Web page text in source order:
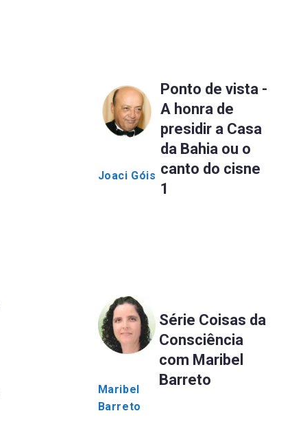
Joaci Góis
Ponto de vista -
A honra de
presidir a Casa
da Bahia ou o
canto do cisne
1
Maribel
Barreto
Série Coisas da
Consciência
com Maribel
Barreto